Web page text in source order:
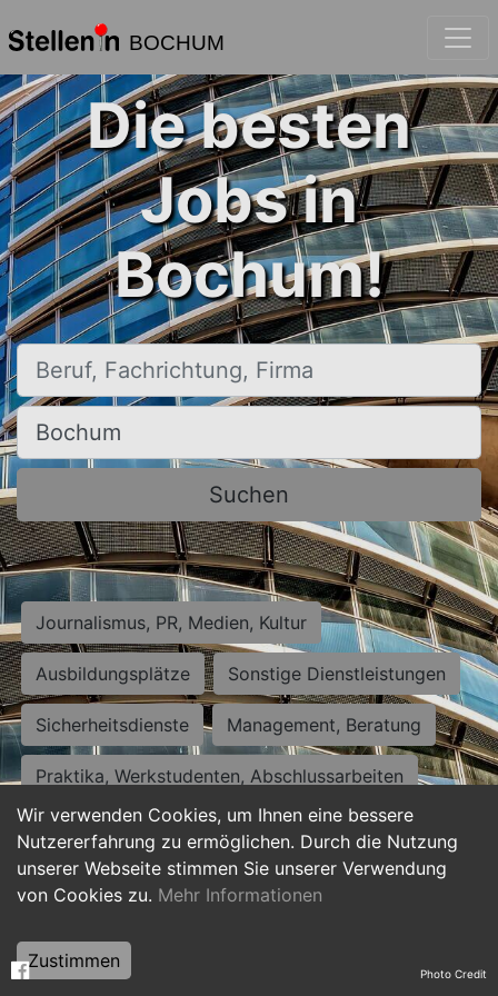
BOCHUM
Wir verwenden Cookies, um Ihnen eine bessere
Nutzererfahrung zu ermöglichen. Durch die Nutzung
unserer Webseite stimmen Sie unserer Verwendung
von Cookies zu. Mehr Informationen
Zustimmen
Die besten
Jobs in
Bochum!
Beruf, Fachrichtung, Firma
Ort, Stadt
Suchen
Journalismus, PR, Medien, Kultur
Ausbildungsplätze Sonstige Dienstleistungen
Sicherheitsdienste Management, Beratung
Praktika, Werkstudenten, Abschlussarbeiten
Personalwesen Assistenz, Sekretariat
Hilfskräfte, Aushilfs- und Nebenjobs
Weiterbildung, Studium, duale Ausbildung Photo Credit